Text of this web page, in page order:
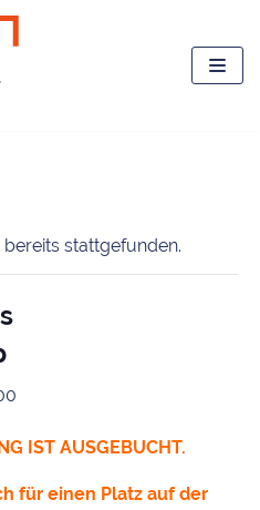
stattgefunden.
IST AUSGEBUCHT.
für einen Platz auf der